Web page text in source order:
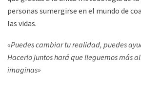
personas sumergirse en el mundo de
las vidas.
«Puedes cambiar tu realidad, puedes
Hacerlo juntos hará que lleguemos más
imaginas»